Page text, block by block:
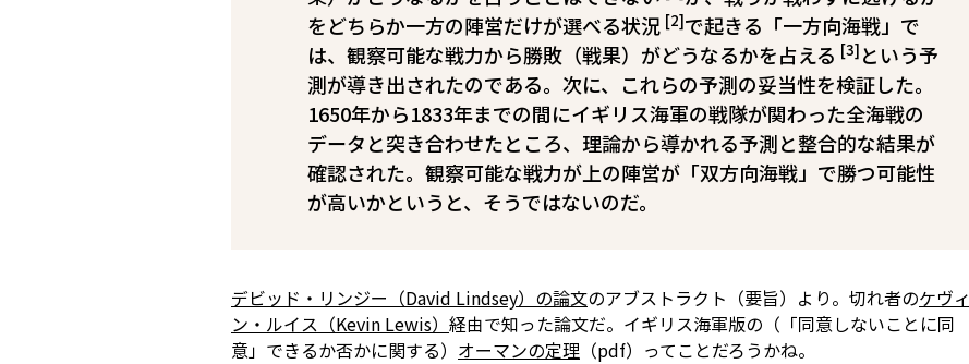
をどちらか一方の陣営だけが選べる状況 [2]で起きる「一方向海戦」で
は、観察可能な戦力から勝敗（戦果）がどうなるかを占える [3] という予
測が導き出されたのである。次に、これらの予測の妥当性を検証した。
1650年から1833年までの間にイギリス海軍の戦隊が関わった全海戦の
データと突き合わせたところ、理論から導かれる予測と整合的な結果が
確認された。観察可能な戦力が上の陣営が「双方向海戦」で勝つ可能性
が高いかというと、そうではないのだ。
デビッド・リンジー（David Lindsey）の論文のアブストラクト（要旨）より。切れ者のケヴィ
ン・ルイス（Kevin Lewis） 経由で知った論文だ。イギリス海軍版の（「同意しないことに同
意」できるか否かに関する） オーマンの定理 （pdf）ってことだろうかね。